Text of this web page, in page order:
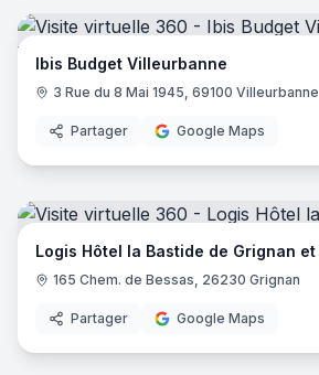
Ibis Budget Villeurbanne
3 Rue du 8 Mai 1945, 69100 Villeurbanne
Partager Google Maps
165 Chem. de Bessas, 26230 Grignan
Partager Google Maps